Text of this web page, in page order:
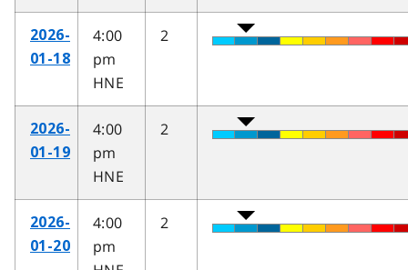
2026-
01-18
4:00
pm
HNE
2
2026-
01-19
4:00
pm
HNE
2
2026-
01-20
4:00
pm
2